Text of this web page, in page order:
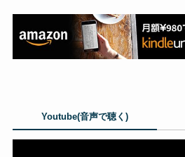
Youtube(音声で聴く)